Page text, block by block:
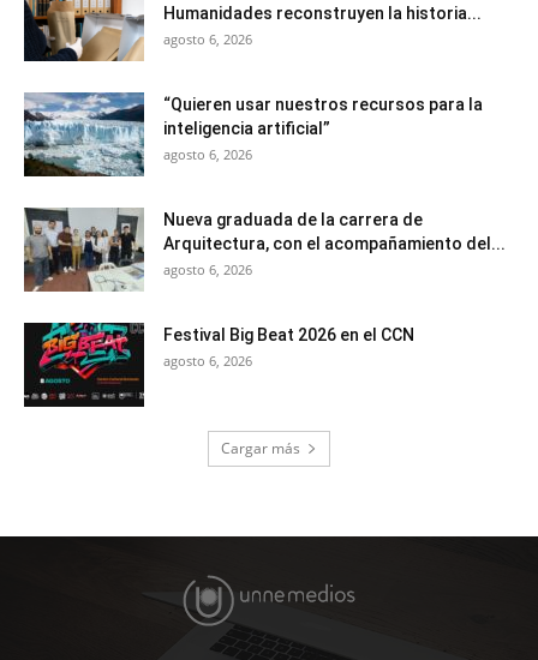
Humanidades reconstruyen la historia...
agosto 6, 2026
“Quieren usar nuestros recursos para la
inteligencia artificial”
agosto 6, 2026
Nueva graduada de la carrera de
Arquitectura, con el acompañamiento del...
agosto 6, 2026
Festival Big Beat 2026 en el CCN
agosto 6, 2026
Cargar más